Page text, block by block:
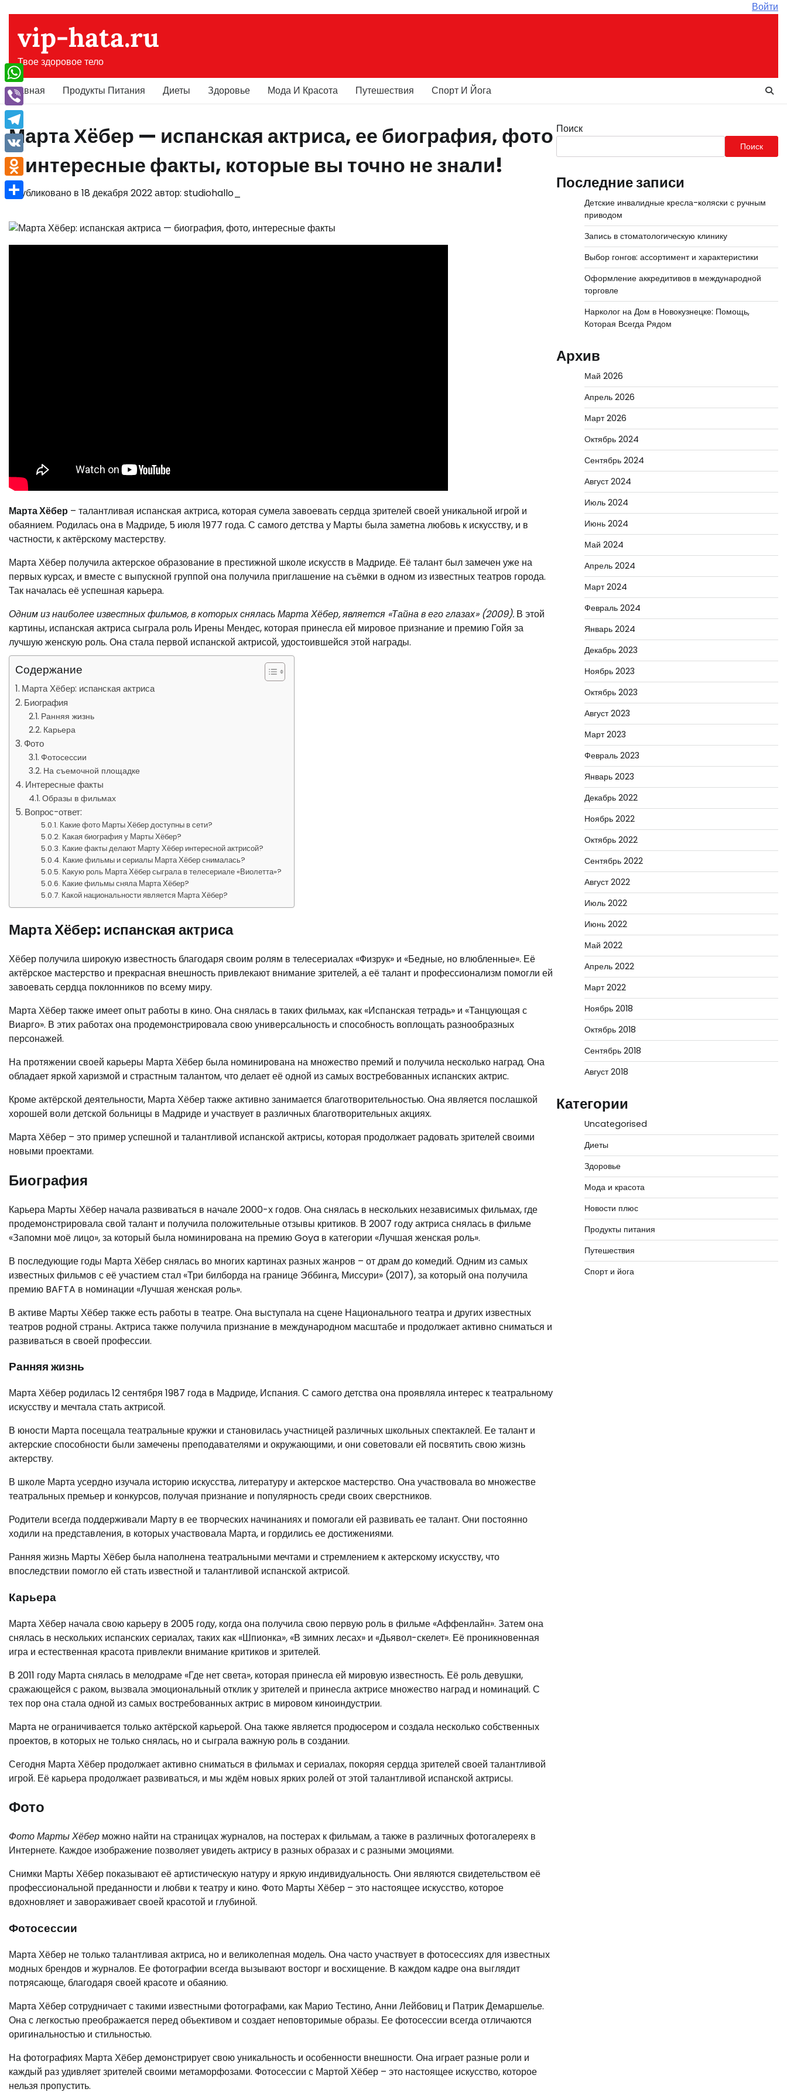
содержимому
Войти
vip-hata.ru
Твое здоровое тело
Главная Продукты Питания Диеты Здоровье Мода И Красота Путешествия Спорт И Йога
Марта Хёбер — испанская актриса, ее биография, фото
и интересные факты, которые вы точно не знали!
Опубликовано в 18 декабря 2022автор: studiohallo_
Марта Хёбер – талантливая испанская актриса, которая сумела завоевать сердца зрителей своей уникальной игрой и
обаянием. Родилась она в Мадриде, 5 июля 1977 года. С самого детства у Марты была заметна любовь к искусству, и в
частности, к актёрскому мастерству.
Марта Хёбер получила актерское образование в престижной школе искусств в Мадриде. Её талант был замечен уже на
первых курсах, и вместе с выпускной группой она получила приглашение на съёмки в одном из известных театров города.
Так началась её успешная карьера.
Одним из наиболее известных фильмов, в которых снялась Марта Хёбер, является «Тайна в его глазах» (2009). В этой
картины, испанская актриса сыграла роль Ирены Мендес, которая принесла ей мировое признание и премию Гойя за
лучшую женскую роль. Она стала первой испанской актрисой, удостоившейся этой награды.
Содержание
Марта Хёбер: испанская актриса
Биография
Ранняя жизнь
Карьера
Фото
Фотосессии
На съемочной площадке
Интересные факты
Образы в фильмах
Вопрос-ответ:
Какие фото Марты Хёбер доступны в сети?
Какая биография у Марты Хёбер?
Какие факты делают Марту Хёбер интересной актрисой?
Какие фильмы и сериалы Марта Хёбер снималась?
Какую роль Марта Хёбер сыграла в телесериале «Виолетта»?
Какие фильмы сняла Марта Хёбер?
Какой национальности является Марта Хёбер?
Марта Хёбер: испанская актриса
Хёбер получила широкую известность благодаря своим ролям в телесериалах «Физрук» и «Бедные, но влюбленные». Её
актёрское мастерство и прекрасная внешность привлекают внимание зрителей, а её талант и профессионализм помогли ей
завоевать сердца поклонников по всему миру.
Марта Хёбер также имеет опыт работы в кино. Она снялась в таких фильмах, как «Испанская тетрадь» и «Танцующая с
Виарго». В этих работах она продемонстрировала свою универсальность и способность воплощать разнообразных
персонажей.
На протяжении своей карьеры Марта Хёбер была номинирована на множество премий и получила несколько наград. Она
обладает яркой харизмой и страстным талантом, что делает её одной из самых востребованных испанских актрис.
Кроме актёрской деятельности, Марта Хёбер также активно занимается благотворительностью. Она является послашкой
хорошей воли детской больницы в Мадриде и участвует в различных благотворительных акциях.
Марта Хёбер – это пример успешной и талантливой испанской актрисы, которая продолжает радовать зрителей своими
новыми проектами.
Биография
Карьера Марты Хёбер начала развиваться в начале 2000-х годов. Она снялась в нескольких независимых фильмах, где
продемонстрировала свой талант и получила положительные отзывы критиков. В 2007 году актриса снялась в фильме
«Запомни моё лицо», за который была номинирована на премию Goya в категории «Лучшая женская роль».
В последующие годы Марта Хёбер снялась во многих картинах разных жанров – от драм до комедий. Одним из самых
известных фильмов с её участием стал «Три билборда на границе Эббинга, Миссури» (2017), за который она получила
премию BAFTA в номинации «Лучшая женская роль».
В активе Марты Хёбер также есть работы в театре. Она выступала на сцене Национального театра и других известных
театров родной страны. Актриса также получила признание в международном масштабе и продолжает активно сниматься и
развиваться в своей профессии.
Ранняя жизнь
Марта Хёбер родилась 12 сентября 1987 года в Мадриде, Испания. С самого детства она проявляла интерес к театральному
искусству и мечтала стать актрисой.
В юности Марта посещала театральные кружки и становилась участницей различных школьных спектаклей. Ее талант и
актерские способности были замечены преподавателями и окружающими, и они советовали ей посвятить свою жизнь
актерству.
В школе Марта усердно изучала историю искусства, литературу и актерское мастерство. Она участвовала во множестве
театральных премьер и конкурсов, получая признание и популярность среди своих сверстников.
Родители всегда поддерживали Марту в ее творческих начинаниях и помогали ей развивать ее талант. Они постоянно
ходили на представления, в которых участвовала Марта, и гордились ее достижениями.
Ранняя жизнь Марты Хёбер была наполнена театральными мечтами и стремлением к актерскому искусству, что
впоследствии помогло ей стать известной и талантливой испанской актрисой.
Карьера
Марта Хёбер начала свою карьеру в 2005 году, когда она получила свою первую роль в фильме «Аффенлайн». Затем она
снялась в нескольких испанских сериалах, таких как «Шпионка», «В зимних лесах» и «Дьявол-скелет». Её проникновенная
игра и естественная красота привлекли внимание критиков и зрителей.
В 2011 году Марта снялась в мелодраме «Где нет света», которая принесла ей мировую известность. Её роль девушки,
сражающейся с раком, вызвала эмоциональный отклик у зрителей и принесла актрисе множество наград и номинаций. С
тех пор она стала одной из самых востребованных актрис в мировом киноиндустрии.
Марта не ограничивается только актёрской карьерой. Она также является продюсером и создала несколько собственных
проектов, в которых не только снялась, но и сыграла важную роль в создании.
Сегодня Марта Хёбер продолжает активно сниматься в фильмах и сериалах, покоряя сердца зрителей своей талантливой
игрой. Её карьера продолжает развиваться, и мы ждём новых ярких ролей от этой талантливой испанской актрисы.
Фото
Фото Марты Хёбер можно найти на страницах журналов, на постерах к фильмам, а также в различных фотогалереях в
Интернете. Каждое изображение позволяет увидеть актрису в разных образах и с разными эмоциями.
Снимки Марты Хёбер показывают её артистическую натуру и яркую индивидуальность. Они являются свидетельством её
профессиональной преданности и любви к театру и кино. Фото Марты Хёбер – это настоящее искусство, которое
вдохновляет и завораживает своей красотой и глубиной.
Фотосессии
Марта Хёбер не только талантливая актриса, но и великолепная модель. Она часто участвует в фотосессиях для известных
модных брендов и журналов. Ее фотографии всегда вызывают восторг и восхищение. В каждом кадре она выглядит
потрясающе, благодаря своей красоте и обаянию.
Марта Хёбер сотрудничает с такими известными фотографами, как Марио Тестино, Анни Лейбовиц и Патрик Демаршелье.
Она с легкостью преображается перед объективом и создает неповторимые образы. Ее фотосессии всегда отличаются
оригинальностью и стильностью.
На фотографиях Марта Хёбер демонстрирует свою уникальность и особенности внешности. Она играет разные роли и
каждый раз удивляет зрителей своими метаморфозами. Фотосессии с Мартой Хёбер – это настоящее искусство, которое
нельзя пропустить.
Поиск
Поиск
Последние записи
Детские инвалидные кресла-коляски с ручным
приводом
Запись в стоматологическую клинику
Выбор гонгов: ассортимент и характеристики
Оформление аккредитивов в международной
торговле
Нарколог на Дом в Новокузнецке: Помощь,
Которая Всегда Рядом
Архив
Май 2026
Апрель 2026
Март 2026
Октябрь 2024
Сентябрь 2024
Август 2024
Июль 2024
Июнь 2024
Май 2024
Апрель 2024
Март 2024
Февраль 2024
Январь 2024
Декабрь 2023
Ноябрь 2023
Октябрь 2023
Август 2023
Март 2023
Февраль 2023
Январь 2023
Декабрь 2022
Ноябрь 2022
Октябрь 2022
Сентябрь 2022
Август 2022
Июль 2022
Июнь 2022
Май 2022
Апрель 2022
Март 2022
Ноябрь 2018
Октябрь 2018
Сентябрь 2018
Август 2018
Категории
Uncategorised
Диеты
Здоровье
Мода и красота
Новости плюс
Продукты питания
Путешествия
Спорт и йога
WhatsApp
Viber
Telegram
VK
Odnoklassniki